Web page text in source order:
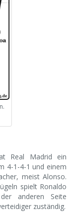
Real Madrid ein
4-1-4-1 und einem
meist Alonso.
spielt Ronaldo
anderen Seite
zuständig.